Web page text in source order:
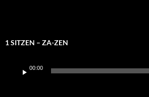
1 SITZEN – ZA-ZEN
Player
00:00